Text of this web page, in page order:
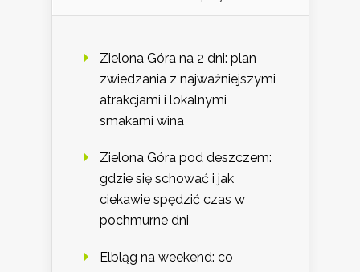
Zielona Góra na 2 dni: plan
zwiedzania z najważniejszymi
atrakcjami i lokalnymi
smakami wina
Zielona Góra pod deszczem:
gdzie się schować i jak
ciekawie spędzić czas w
pochmurne dni
Elbląg na weekend: co